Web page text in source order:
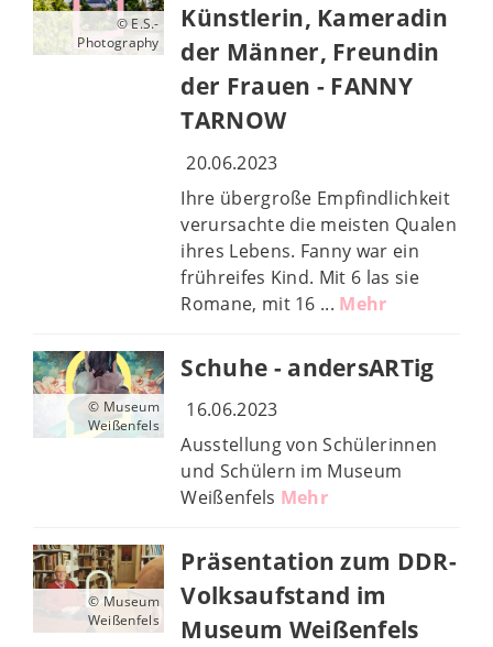
© E.S.-
Photography
Künstlerin, Kameradin
der Männer, Freundin
der Frauen - FANNY
TARNOW
20.06.2023
Ihre übergroße Empfindlichkeit
verursachte die meisten Qualen
ihres Lebens. Fanny war ein
frühreifes Kind. Mit 6 las sie
Romane, mit 16 ... Mehr
© Museum
Weißenfels
Schuhe - andersARTig
16.06.2023
Ausstellung von Schülerinnen
und Schülern im Museum
Weißenfels Mehr
© Museum
Weißenfels
Präsentation zum DDR-
Volksaufstand im
Museum Weißenfels